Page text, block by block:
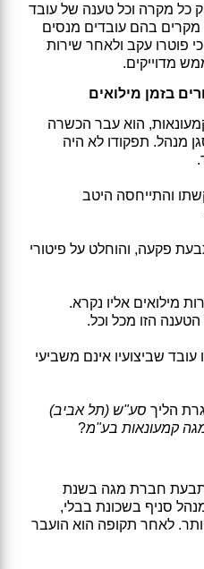
כל מקרה וכל טענה של עובד
מקרים בהם עובדים מנסים
פוטרו עקב ולאחר שירות
מדוייקים.
בזמן מילואים
הוא עבר הכשרה
מנהל. תפקודו לא היה
והתייחסה היטב
פקעה, והוחלט על פיטורי
מילואים אליו נקרא.
הזו מכל וכל.
שביצועיו אינם משביעי
הליך סע"ש (תל אביב)
?
חברת מגה בשנת
מנהל סניף בשכונת בבלי,
לאחר תקופה הוא הועבר